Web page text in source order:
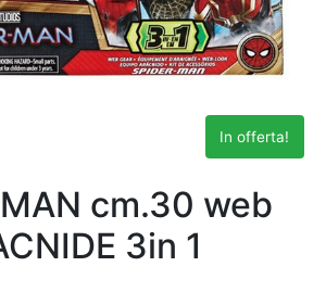
In offerta!
cm.30 web
3in 1